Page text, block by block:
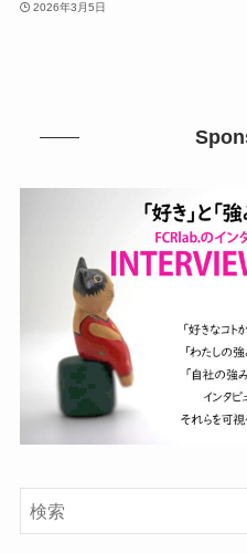
2026年3月5日